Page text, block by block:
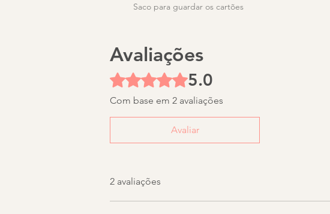
Saco para guardar os cartões
Avaliações
Rated 5 out of 5 stars.5.0
Com base em 2 avaliações
Avaliar
2 avaliações